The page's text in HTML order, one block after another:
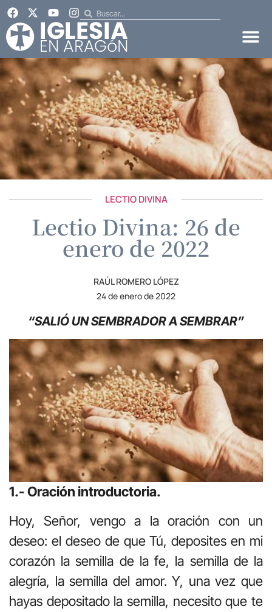
LECTIO DIVINA
Lectio Divina: 26 de
enero de 2022
RAÚL ROMERO LÓPEZ
24 de enero de 2022
“SALIÓ UN SEMBRADOR A SEMBRAR”
1.- Oración introductoria.
Hoy, Señor, vengo a la oración con un
deseo: el deseo de que Tú, deposites en mi
corazón la semilla de la fe, la semilla de la
alegría, la semilla del amor. Y, una vez que
hayas depositado la semilla, necesito que te